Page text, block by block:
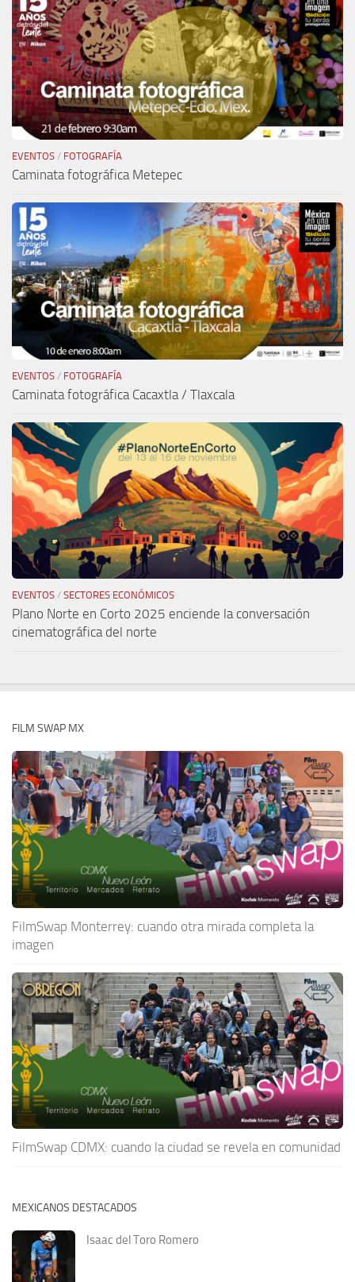
EVENTOS / FOTOGRAFÍA
Caminata fotográfica Metepec
EVENTOS / FOTOGRAFÍA
Caminata fotográfica Cacaxtla / Tlaxcala
EVENTOS / SECTORES ECONÓMICOS
Plano Norte en Corto 2025 enciende la conversación
cinematográfica del norte
FILM SWAP MX
FilmSwap Monterrey: cuando otra mirada completa la
imagen
FilmSwap CDMX: cuando la ciudad se revela en comunidad
MEXICANOS DESTACADOS
Isaac del Toro Romero